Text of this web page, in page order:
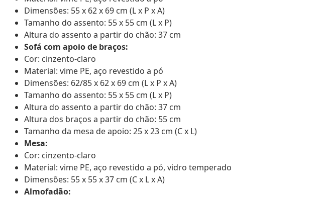
Dimensões: 55 x 62 x 69 cm (L x P x A)
Tamanho do assento: 55 x 55 cm (L x P)
Altura do assento a partir do chão: 37 cm
Sofá com apoio de braços:
Cor: cinzento-claro
Material: vime PE, aço revestido a pó
Dimensões: 62/85 x 62 x 69 cm (L x P x A)
Tamanho do assento: 55 x 55 cm (L x P)
Altura do assento a partir do chão: 37 cm
Altura dos braços a partir do chão: 55 cm
Tamanho da mesa de apoio: 25 x 23 cm (C x L)
Mesa:
Cor: cinzento-claro
Material: vime PE, aço revestido a pó, vidro temperado
Dimensões: 55 x 55 x 37 cm (C x L x A)
Almofadão: